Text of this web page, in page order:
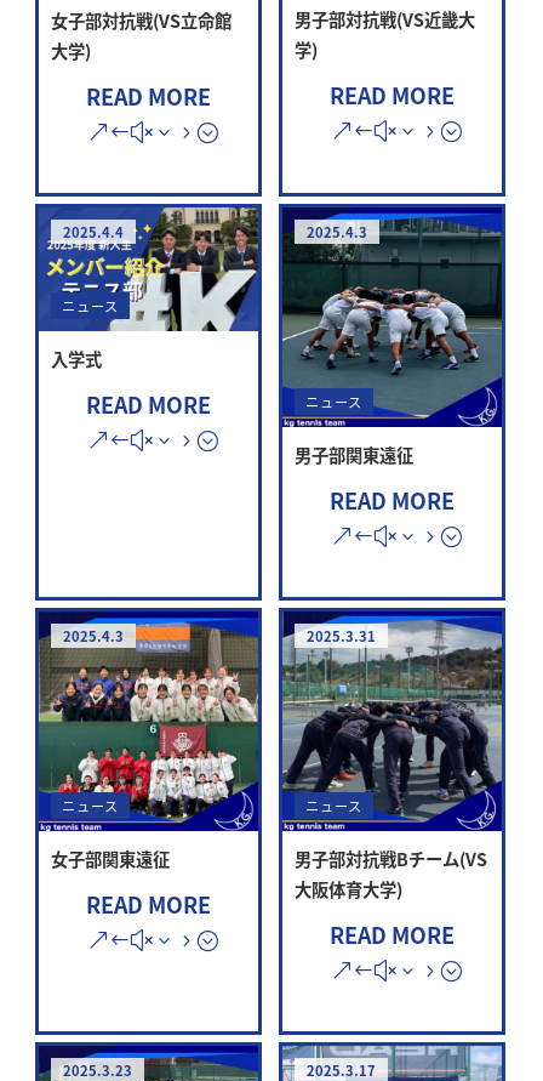
女子部対抗戦(VS立命館
大学)
READ MORE
男子部対抗戦(VS近畿大
学)
READ MORE
2025.4.4
ニュース
入学式
READ MORE
2025.4.3
ニュース
男子部関東遠征
READ MORE
2025.4.3
ニュース
女子部関東遠征
READ MORE
2025.3.31
ニュース
男子部対抗戦Bチーム(VS
大阪体育大学)
READ MORE
2025.3.23 2025.3.17